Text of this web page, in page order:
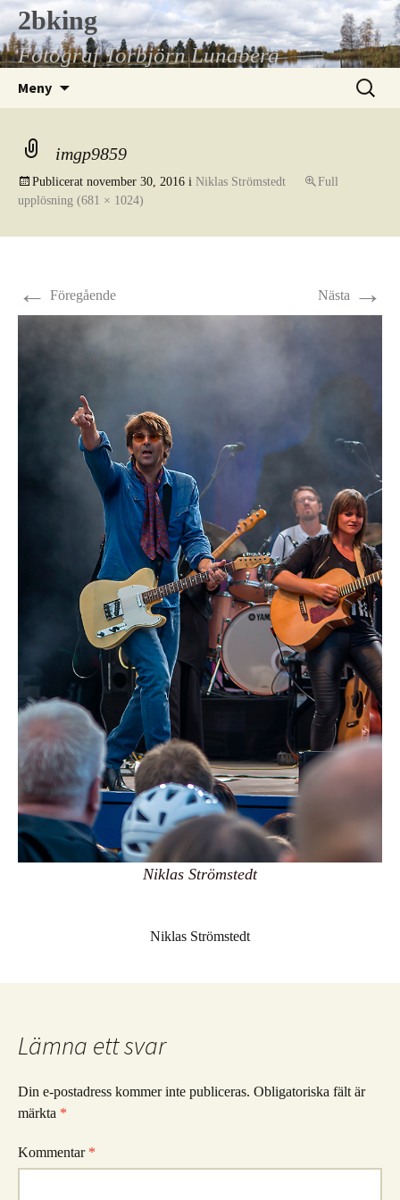
Hoppa
till
innehåll
2bking
Fotograf Torbjörn Lundberg
Meny
Sök
efter:
imgp9859
Publicerat november 30, 2016 i Niklas Strömstedt
Full
upplösning (681 × 1024)
← Föregående Nästa →
Niklas Strömstedt
Niklas Strömstedt
Lämna ett svar
Din e-postadress kommer inte publiceras. Obligatoriska fält är
märkta *
Kommentar *